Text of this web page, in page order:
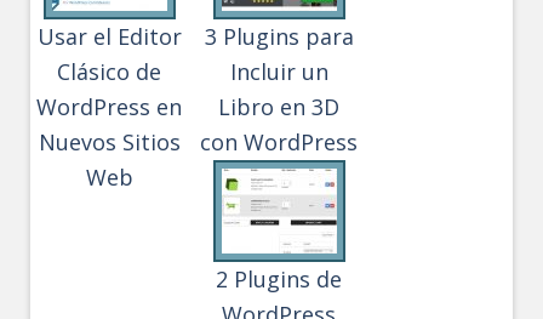
Usar el Editor
Clásico de
WordPress en
Nuevos Sitios
Web
3 Plugins para
Incluir un
Libro en 3D
con WordPress
2 Plugins de